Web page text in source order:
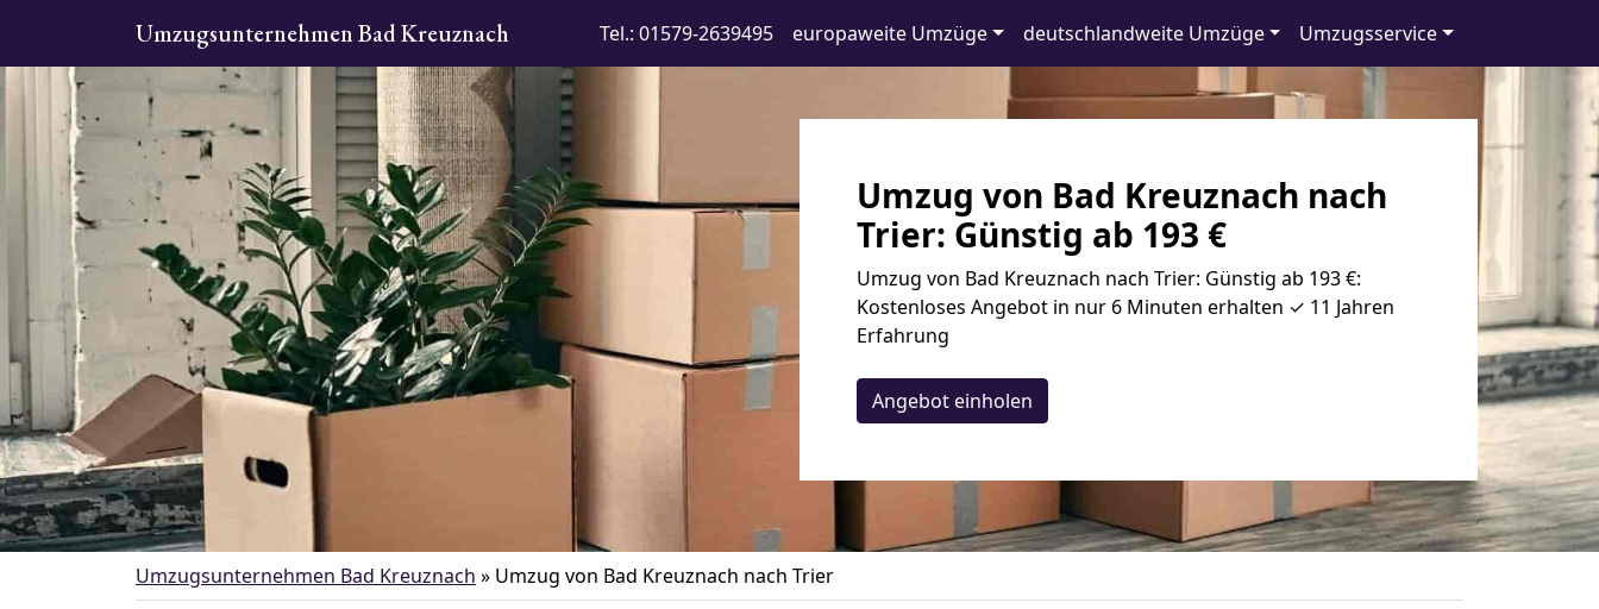
Umzugsunternehmen Bad Kreuznach Tel.: 01579-2639495 europaweite Umzüge deutschlandweite Umzüge Umzugsservice
Umzug von Bad Kreuznach nach
Trier: Günstig ab 193 €
Umzug von Bad Kreuznach nach Trier: Günstig ab 193 €:
Kostenloses Angebot in nur 6 Minuten erhalten ✓ 11 Jahren
Erfahrung
Angebot einholen
Umzugsunternehmen Bad Kreuznach » Umzug von Bad Kreuznach nach Trier